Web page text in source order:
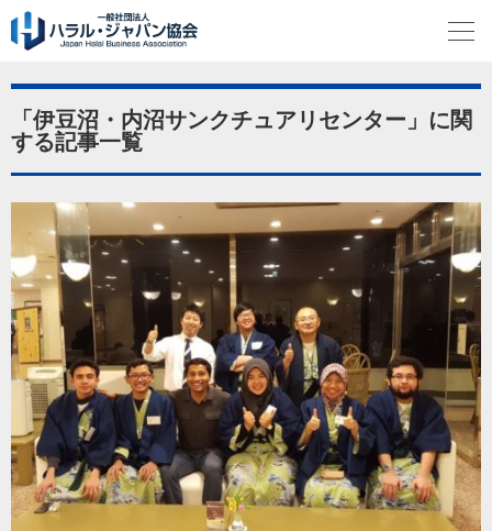
「伊豆沼・内沼サンクチュアリセンター」に関
する記事一覧